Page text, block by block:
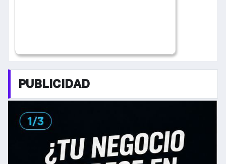
PUBLICIDAD